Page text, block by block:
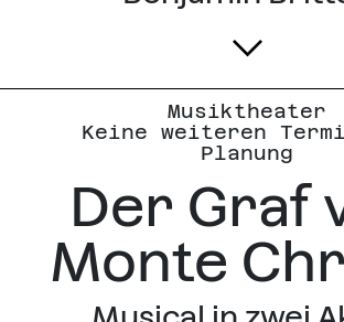
Keine weiteren
Planung
Musiktheater
Der Graf
Monte